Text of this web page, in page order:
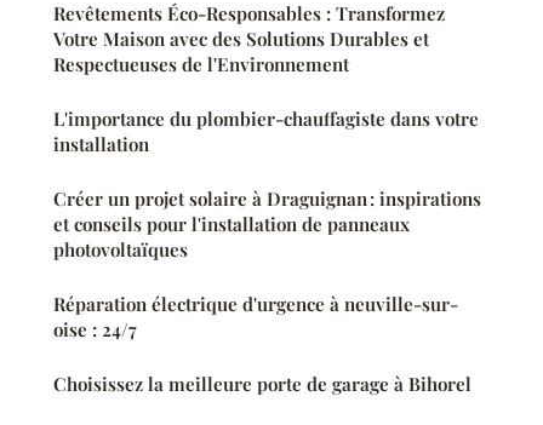
Revêtements Éco-Responsables : Transformez
Votre Maison avec des Solutions Durables et
Respectueuses de l'Environnement
L'importance du plombier-chauffagiste dans votre
installation
Créer un projet solaire à Draguignan : inspirations
et conseils pour l'installation de panneaux
photovoltaïques
Réparation électrique d'urgence à neuville-sur-
oise : 24/7
Choisissez la meilleure porte de garage à Bihorel